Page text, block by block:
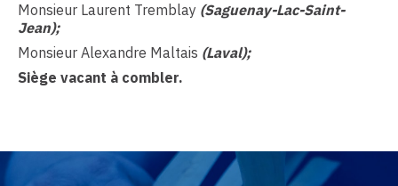
Monsieur Laurent Tremblay (Saguenay-Lac-Saint-
Jean);
Monsieur Alexandre Maltais (Laval);
Siège vacant à combler.